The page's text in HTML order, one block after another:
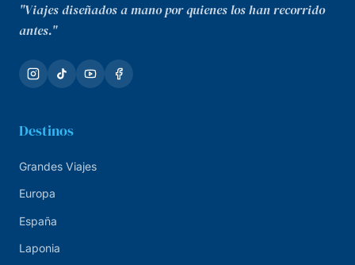
"Viajes diseñados a mano por quienes los han recorrido
antes."
Destinos
Grandes Viajes
Europa
España
Laponia